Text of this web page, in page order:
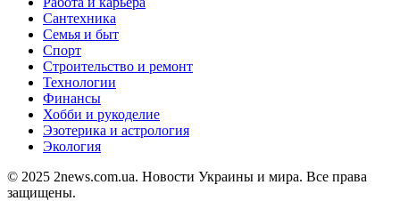
Сантехника
Семья и быт
Спорт
Строительство и ремонт
Технологии
Финансы
Хобби и рукоделие
Эзотерика и астрология
Экология
© 2025 2news.com.ua. Новости Украины и мира. Все права
защищены.